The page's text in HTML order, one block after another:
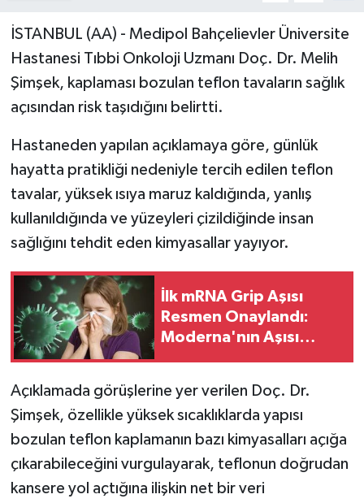
İSTANBUL (AA) - Medipol Bahçelievler Üniversite
Hastanesi Tıbbi Onkoloji Uzmanı Doç. Dr. Melih
Şimşek, kaplaması bozulan teflon tavaların sağlık
açısından risk taşıdığını belirtti.​​​​​​​
Hastaneden yapılan açıklamaya göre, günlük
hayatta pratikliği nedeniyle tercih edilen teflon
tavalar, yüksek ısıya maruz kaldığında, yanlış
kullanıldığında ve yüzeyleri çizildiğinde insan
sağlığını tehdit eden kimyasallar yayıyor.
İlk mRNA Grip Aşısı
Resmen Onaylandı:
Moderna'nın Aşısı
Açıklamada görüşlerine yer verilen Doç. Dr.
Şimşek, özellikle yüksek sıcaklıklarda yapısı
bozulan teflon kaplamanın bazı kimyasalları açığa
çıkarabileceğini vurgulayarak, teflonun doğrudan
kansere yol açtığına ilişkin net bir veri